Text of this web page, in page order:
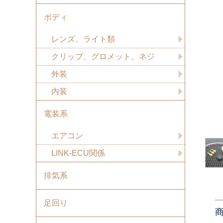
ボディ
レンズ、ライト類
クリップ、グロメット、ネジ
外装
内装
電装系
エアコン
LINK-ECU関係
排気系
足回り